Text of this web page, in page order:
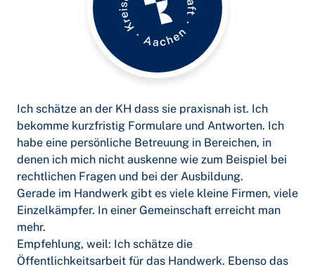
Ich schätze an der KH dass sie praxisnah ist. Ich
bekomme kurzfristig Formulare und Antworten. Ich
habe eine persönliche Betreuung in Bereichen, in
denen ich mich nicht auskenne wie zum Beispiel bei
rechtlichen Fragen und bei der Ausbildung.
Gerade im Handwerk gibt es viele kleine Firmen, viele
Einzelkämpfer. In einer Gemeinschaft erreicht man
mehr.
Empfehlung, weil: Ich schätze die
Öffentlichkeitsarbeit für das Handwerk. Ebenso das